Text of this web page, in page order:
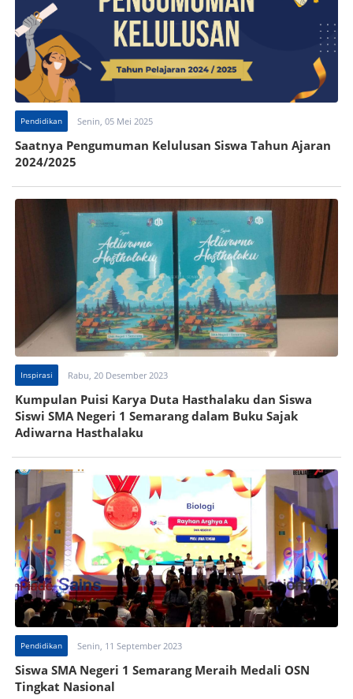
Pendidikan Senin, 05 Mei 2025
Saatnya Pengumuman Kelulusan Siswa Tahun Ajaran
2024/2025
Inspirasi Rabu, 20 Desember 2023
Kumpulan Puisi Karya Duta Hasthalaku dan Siswa
Siswi SMA Negeri 1 Semarang dalam Buku Sajak
Adiwarna Hasthalaku
Pendidikan Senin, 11 September 2023
Siswa SMA Negeri 1 Semarang Meraih Medali OSN
Tingkat Nasional